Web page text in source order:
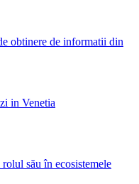
obtinere de informatii din
in Venetia
său în ecosistemele